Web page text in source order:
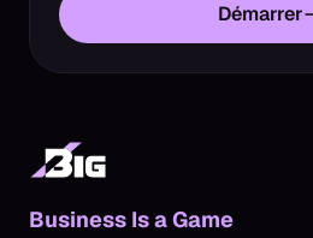
Démarrer
Business Is a Game